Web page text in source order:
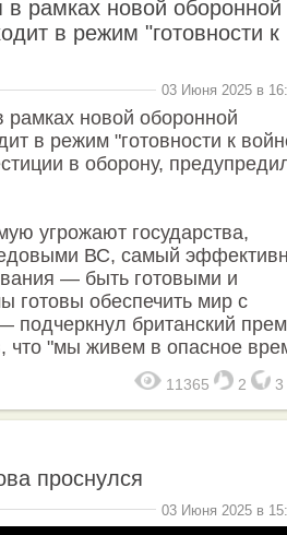
в рамках новой оборонной
в режим "готовности к
03 Июня 2025 в
рамках новой оборонной
в режим "готовности к
в оборону,
угрожают государства,
ВС, самый
— быть готовыми и
готовы обеспечить мир с
британский
что "мы живем в опасное
11365 2 3
проснулся
03 Июня 2025 в